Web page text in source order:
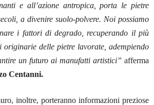
e all’azione antropica, porta le pietre
a divenire suolo-polvere. Noi possiamo
i fattori di degrado, recuperando il più
originarie delle pietre lavorate, adempiendo
un futuro ai manufatti artistici” afferma
Centanni.
inoltre, porteranno informazioni preziose